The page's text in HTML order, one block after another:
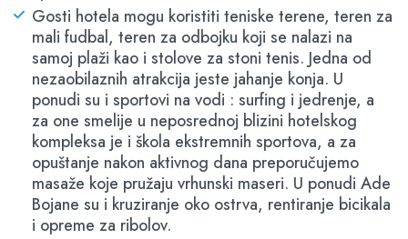
Gosti hotela mogu koristiti teniske terene, teren za
mali fudbal, teren za odbojku koji se nalazi na
samoj plaži kao i stolove za stoni tenis. Jedna od
nezaobilaznih atrakcija jeste jahanje konja. U
ponudi su i sportovi na vodi : surfing i jedrenje, a
za one smelije u neposrednoj blizini hotelskog
kompleksa je i škola ekstremnih sportova, a za
opuštanje nakon aktivnog dana preporučujemo
masaže koje pružaju vrhunski maseri. U ponudi Ade
Bojane su i kruziranje oko ostrva, rentiranje bicikala
i opreme za ribolov.